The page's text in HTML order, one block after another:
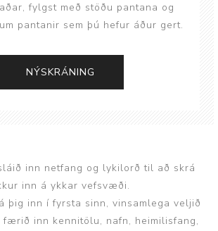
fylgst með stöðu pantana og
pantanir sem þú hefur áður gert.
inn netfang og lykilorð til að skrá
inn á ykkar vefsvæði.
þig inn í fyrsta sinn, vinsamlega veljið
færið inn kennitölu, nafn, heimilisfang,